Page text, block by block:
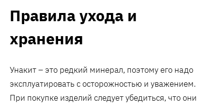
Правила ухода и
хранения
Унакит – это редкий минерал, поэтому его надо
эксплуатировать с осторожностью и уважением.
При покупке изделий следует убедиться, что они